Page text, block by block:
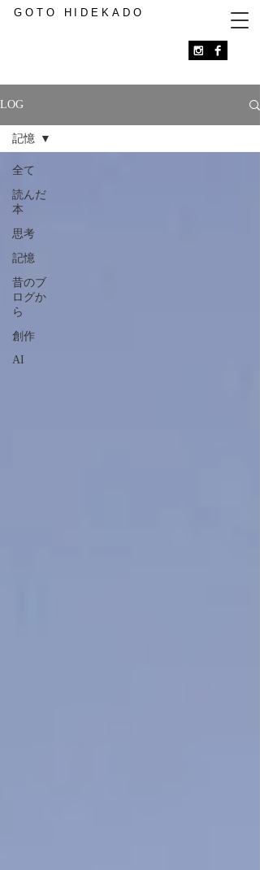
GOTO HIDEKADO
LOG
全て
読んだ
本
思考
記憶
昔のブ
ログか
ら
創作
AI
記憶